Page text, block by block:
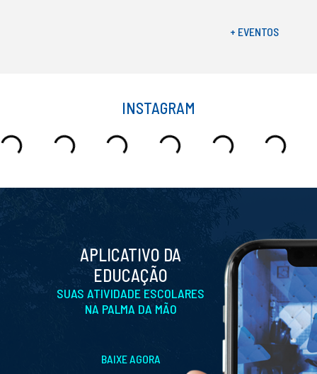
+ EVENTOS
INSTAGRAM
APLICATIVO DA
EDUCAÇÃO
SUAS ATIVIDADE ESCOLARES
NA PALMA DA MÃO
BAIXE AGORA